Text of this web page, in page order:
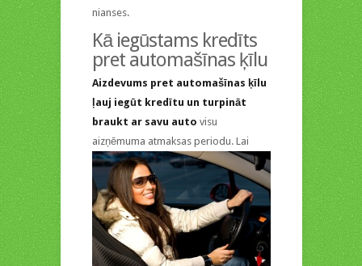
nianses.
Kā iegūstams kredīts
pret automašīnas ķīlu
Aizdevums pret automašīnas ķīlu
ļauj iegūt kredītu un turpināt
braukt ar savu auto visu
aizņēmuma atmaksasperiodu. Lai